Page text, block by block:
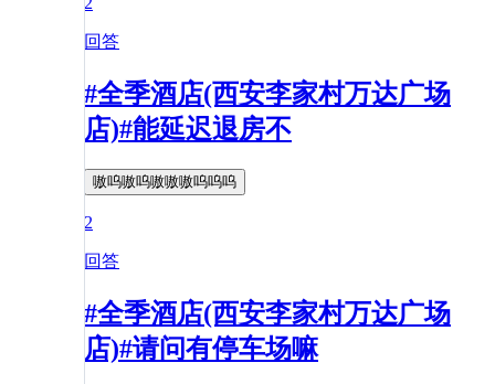
回答
#全季酒店(西安李家村万达广场
店)#能延迟退房不
嗷呜嗷呜嗷嗷嗷呜呜呜
2
回答
#全季酒店(西安李家村万达广场
店)#请问有停车场嘛